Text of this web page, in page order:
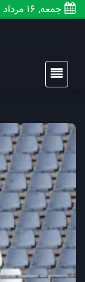
جمعه, 16 مرداد 1405